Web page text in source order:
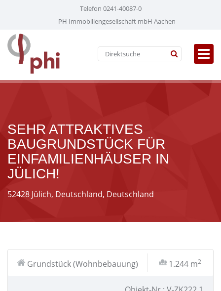
Telefon 0241-40087-0
PH Immobiliengesellschaft mbH Aachen
SEHR ATTRAKTIVES
BAUGRUNDSTÜCK FÜR
EINFAMILIENHÄUSER IN
JÜLICH!
52428 Jülich, Deutschland, Deutschland
Grundstück (Wohnbebauung) 1.244 m2